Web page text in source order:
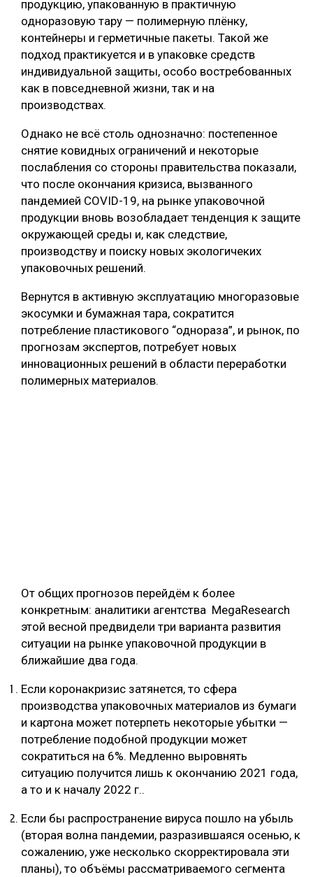
продукцию, упакованную в практичную
одноразовую тару — полимерную плёнку,
контейнеры и герметичные пакеты. Такой же
подход практикуется и в упаковке средств
индивидуальной защиты, особо востребованных
как в повседневной жизни, так и на
производствах.
Однако не всё столь однозначно: постепенное
снятие ковидных ограничений и некоторые
послабления со стороны правительства показали,
что после окончания кризиса, вызванного
пандемией COVID-19, на рынке упаковочной
продукции вновь возобладает тенденция к защите
окружающей среды и, как следствие,
производству и поиску новых экологичеких
упаковочных решений.
Вернутся в активную эксплуатацию многоразовые
экосумки и бумажная тара, сократится
потребление пластикового “однораза”, и рынок, по
прогнозам экспертов, потребует новых
инновационных решений в области переработки
полимерных материалов.
От общих прогнозов перейдём к более
конкретным: аналитики агентства MegaResearch
этой весной предвидели три варианта развития
ситуации на рынке упаковочной продукции в
ближайшие два года.
Если коронакризис затянется, то сфера
производства упаковочных материалов из бумаги
и картона может потерпеть некоторые убытки —
потребление подобной продукции может
сократиться на 6%. Медленно выровнять
ситуацию получится лишь к окончанию 2021 года,
а то и к началу 2022 г..
Если бы распространение вируса пошло на убыль
(вторая волна пандемии, разразившаяся осенью, к
сожалению, уже несколько скорректировала эти
планы), то объёмы рассматриваемого сегмента